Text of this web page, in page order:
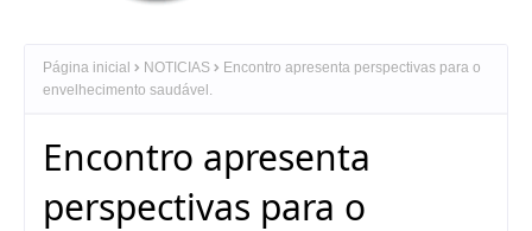
Página inicial NOTICIAS
Encontro apresenta perspectivas para o
envelhecimento saudável.
Encontro apresenta
perspectivas para o